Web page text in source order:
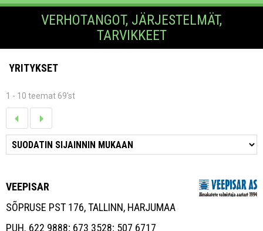
VERHOTANGOT, JÄRJESTELMÄT,
TARVIKKEET
YRITYKSET
1 - 10 teemat 69'st
VEEPISAR
SÕPRUSE PST 176, TALLINN, HARJUMAA
PUH. 622 9888; 673 3528; 507 6717